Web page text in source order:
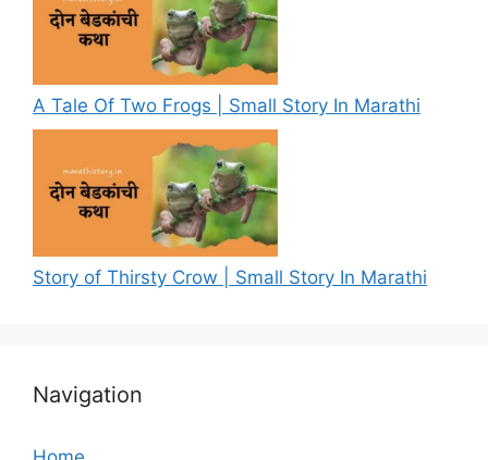
A Tale Of Two Frogs | Small Story In Marathi
Story of Thirsty Crow | Small Story In Marathi
Navigation